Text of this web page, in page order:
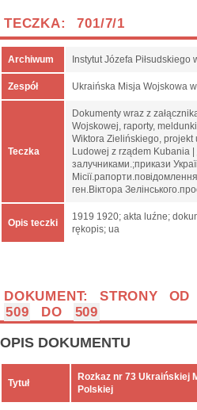
TECZKA: 701/7/1
Archiwum Instytut Józefa Piłsudskiego
Zespół Ukraińska Misja Wojskowa
Teczka
Dokumenty wraz z
Wojskowej, raporty,
Wiktora Zielińskiego,
Ludowej z rządem Kubania
залучниками.;прикази
ген.Віктора
Opis teczki
1919 1920; akta luźne;
rękopis; ua
DOKUMENT: STRONY OD
509
DO 509
OPIS DOKUMENTU
Tytuł
Rozkaz nr 73 Ukraińskiej
Polskiej